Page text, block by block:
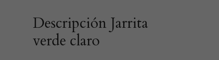
Descripción Jarrita
verde claro